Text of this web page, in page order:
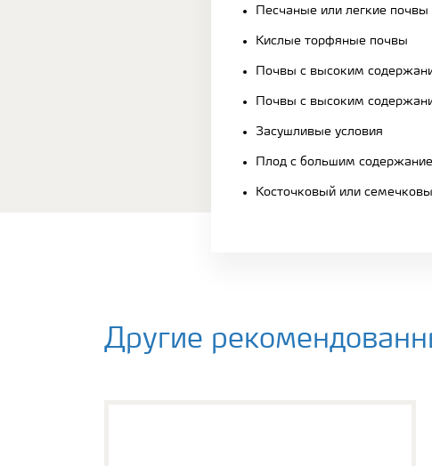
Песчаные или легкие
Кислые торфяные почвы
Почвы с высоким
Почвы с высоким
Засушливые условия
Плод с большим
Косточковый или
Другие